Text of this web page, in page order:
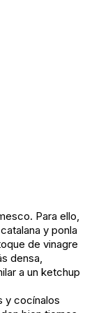
Para ello,
y ponla
de vinagre
densa,
a un ketchup
y cocínalos